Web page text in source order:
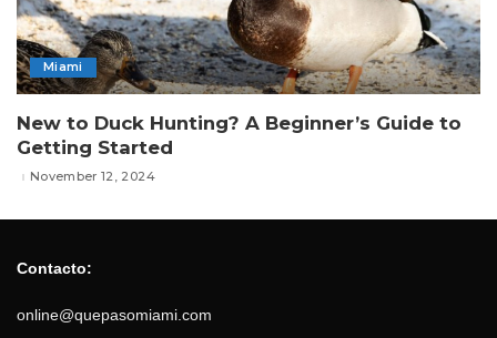
Miami
New to Duck Hunting? A Beginner’s Guide to
Getting Started
November 12, 2024
Contacto:
online@quepasomiami.com